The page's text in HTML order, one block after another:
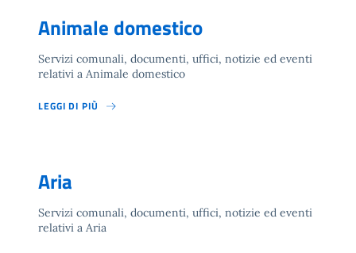
Animale domestico
Servizi comunali, documenti, uffici, notizie ed eventi
relativi a Animale domestico
LEGGI DI PIÙ
Aria
Servizi comunali, documenti, uffici, notizie ed eventi
relativi a Aria